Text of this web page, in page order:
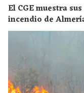
El CGE muestra
incendio de
el caso de